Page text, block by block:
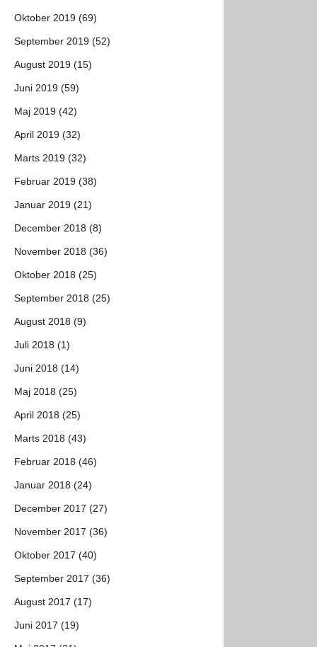
Oktober 2019 (69)
September 2019 (52)
August 2019 (15)
Juni 2019 (59)
Maj 2019 (42)
April 2019 (32)
Marts 2019 (32)
Februar 2019 (38)
Januar 2019 (21)
December 2018 (8)
November 2018 (36)
Oktober 2018 (25)
September 2018 (25)
August 2018 (9)
Juli 2018 (1)
Juni 2018 (14)
Maj 2018 (25)
April 2018 (25)
Marts 2018 (43)
Februar 2018 (46)
Januar 2018 (24)
December 2017 (27)
November 2017 (36)
Oktober 2017 (40)
September 2017 (36)
August 2017 (17)
Juni 2017 (19)